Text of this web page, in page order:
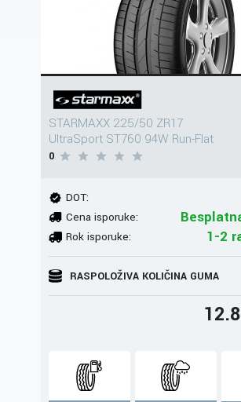
STARMAXX 225/50 ZR17
UltraSport ST760 94W Run-Flat
0
DOT:
Cena isporuke:
Rok isporuke: 1-2
RASPOLOŽIVA KOLIČINA GUMA